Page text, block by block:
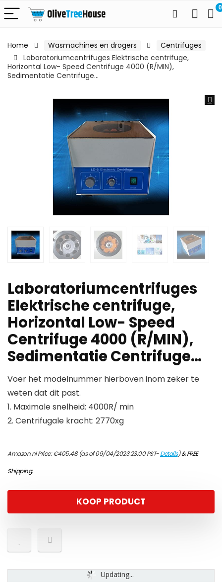
0
Home Wasmachines en drogers
Centrifuges
Laboratoriumcentrifuges Elektrische centrifuge,
Horizontal Low- Speed​ Centrifuge 4000 (R/MIN),
Sedimentatie Centrifuge…
Laboratoriumcentrifuges
Elektrische centrifuge,
Horizontal Low- Speed​
Centrifuge 4000 (R/MIN),
Sedimentatie Centrifuge…
Voer het modelnummer hierboven inom zeker te
weten dat dit past.
1. Maximale snelheid: 4000R/ min
2. Centrifugale kracht: 2770xg
Amazon.nl Price:€405.48(as of 09/04/2023 23:00 PST-Details)&FREE
Shipping.
KOOP PRODUCT
Updating...